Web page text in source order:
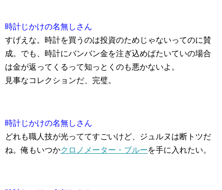
時計じかけの名無しさん
すげえな。時計を買うのは投資のためじゃないってのに賛
成。でも、時計にバンバン金を注ぎ込めばたいていの場合
は金が返ってくるって知っとくのも悪かないよ。
見事なコレクションだ、完璧。
時計じかけの名無しさん
どれも職人技が光っててすごいけど、ジュルヌは断トツだ
ね。俺もいつかクロノメーター・ブルーを手に入れたい。